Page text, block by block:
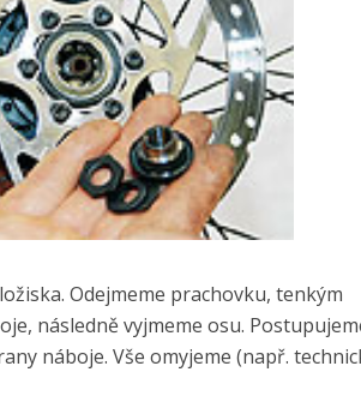
Odejmeme prachovku, tenkým
následně vyjmeme osu.
náboje. Vše omyjeme (např.